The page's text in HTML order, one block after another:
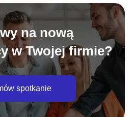
na nową
w Twojej firmie?
spotkanie